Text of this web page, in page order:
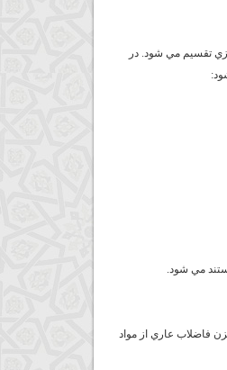
تقسيم مي شود. در
مي شود.
مخزن فاضلاب عاري از مواد